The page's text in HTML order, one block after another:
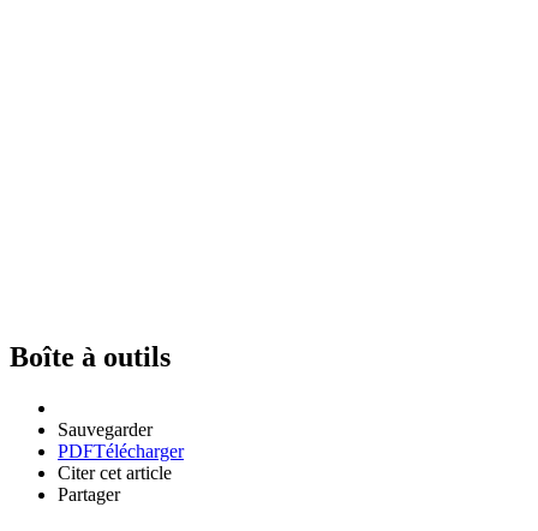
Boîte à outils
Sauvegarder
PDFTélécharger
Citer cet article
Partager